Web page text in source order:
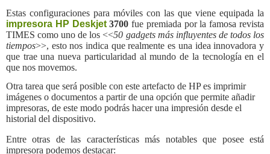
Estas configuraciones para móviles con las que viene equipada la
impresora HP Deskjet3700 fue premiada por la famosa revista
TIMES como uno de los <<50 gadgets más influyentes de todos los
tiempos>>, esto nos indica que realmente es una idea innovadora y
que trae una nueva particularidad al mundo de la tecnología en el
que nos movemos.
Otra tarea que será posible con este artefacto de HP es imprimir
imágenes o documentos a partir de una opción que permite añadir
impresoras, de este modo podrás hacer una impresión desde el
historial del dispositivo.
Entre otras de las características más notables que posee está
impresora podemos destacar: